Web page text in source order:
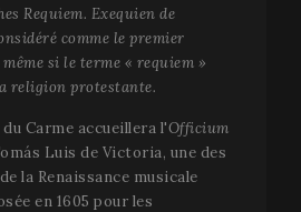
Requiem. Exequien de
comme le premier
si le terme « requiem »
religion protestante.
Carme accueillera l'Officium
Luis de Victoria, une des
la Renaissance musicale
en 1605 pour les